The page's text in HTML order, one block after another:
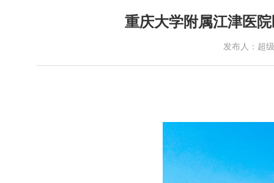
重庆大学附属江津医
发布人：超